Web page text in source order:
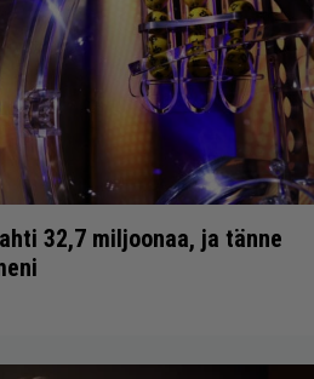
32,7 miljoonaa, ja tänne